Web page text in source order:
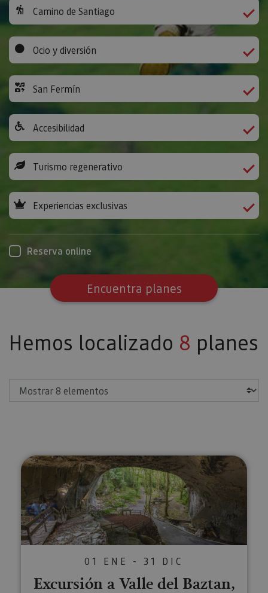
Camino de Santiago
Ocio y diversión
San Fermín
Accesibilidad
Turismo regenerativo
Experiencias exclusivas
Reserva online
Encuentra planes
Hemos localizado 8 planes
Excursión a Valle del Baztan,
01 ENE - 31 DIC
Excursión a Valle del Baztan,